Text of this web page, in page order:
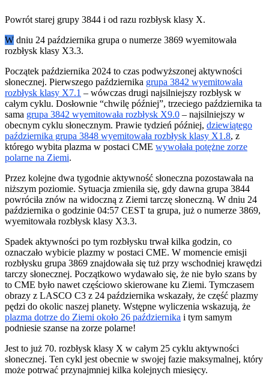
Powrót starej grupy 3844 i od razu rozbłysk klasy X.
W dniu 24 października grupa o numerze 3869 wyemitowała
rozbłysk klasy X3.3.
Początek października 2024 to czas podwyższonej aktywności
słonecznej. Pierwszego października grupa 3842 wyemitowała
rozbłysk klasy X7.1 – wówczas drugi najsilniejszy rozbłysk w
całym cyklu. Dosłownie “chwilę później”, trzeciego października ta
sama grupa 3842 wyemitowała rozbłysk X9.0 – najsilniejszy w
obecnym cyklu słonecznym. Prawie tydzień później, dziewiątego
października grupa 3848 wyemitowała rozbłysk klasy X1.8, z
którego wybita plazma w postaci CME wywołała potężne zorze
polarne na Ziemi.
Przez kolejne dwa tygodnie aktywność słoneczna pozostawała na
niższym poziomie. Sytuacja zmieniła się, gdy dawna grupa 3844
powróciła znów na widoczną z Ziemi tarczę słoneczną. W dniu 24
października o godzinie 04:57 CEST ta grupa, już o numerze 3869,
wyemitowała rozbłysk klasy X3.3.
Spadek aktywności po tym rozbłysku trwał kilka godzin, co
oznaczało wybicie plazmy w postaci CME. W momencie emisji
rozbłysku grupa 3869 znajdowała się tuż przy wschodniej krawędzi
tarczy słonecznej. Początkowo wydawało się, że nie było szans by
to CME było nawet częściowo skierowane ku Ziemi. Tymczasem
obrazy z LASCO C3 z 24 października wskazały, że część plazmy
pędzi do okolic naszej planety. Wstępne wyliczenia wskazują, że
plazma dotrze do Ziemi około 26 października i tym samym
podniesie szanse na zorze polarne!
Jest to już 70. rozbłysk klasy X w całym 25 cyklu aktywności
słonecznej. Ten cykl jest obecnie w swojej fazie maksymalnej, który
może potrwać przynajmniej kilka kolejnych miesięcy.